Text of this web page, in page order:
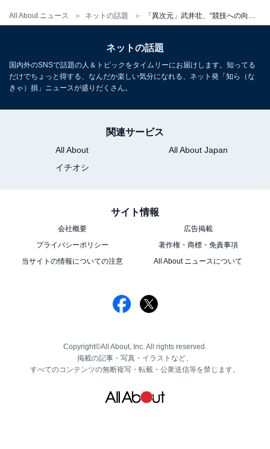
All About ニュース ネットの話題
ネットの話題
国内外のSNSで話題の人＆トピックをタイムリーにお届けします。知ってる
だけでちょっと得する、なんだか楽しい気分になれる、ネット発「知ら（な
きゃ）損」ニュースが盛りだくさん。
関連サービス
All About
All About Japan
イチオシ
サイト情報
会社概要
広告掲載
プライバシーポリシー
著作権・商標・免責事項
当サイトの情報についての注意
All About ニュースについて
Copyright©All About, Inc. All rights reserved.
掲載の記事・写真・イラストなど、
すべてのコンテンツの無断複写・転載・公衆送信等を禁じます。